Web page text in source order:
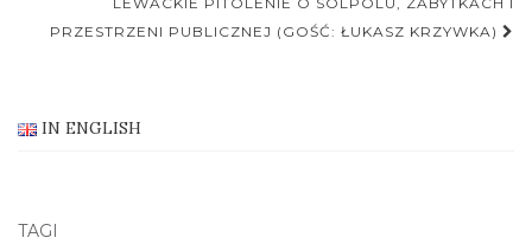
PRZESTRZENI PUBLICZNEJ (GOŚĆ: ŁUKASZ KRZYWKA)
IN ENGLISH
TAGI